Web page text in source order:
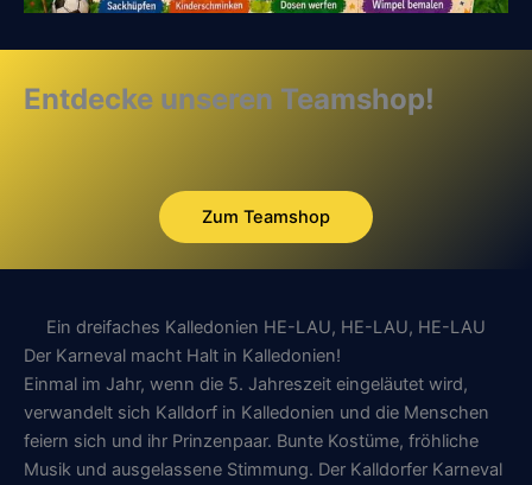
Entdecke unseren Teamshop!
Zum Teamshop
Ein dreifaches Kalledonien HE-LAU, HE-LAU, HE-LAU
Der Karneval macht Halt in Kalledonien!
Einmal im Jahr, wenn die 5. Jahreszeit eingeläutet wird,
verwandelt sich Kalldorf in Kalledonien und die Menschen
feiern sich und ihr Prinzenpaar. Bunte Kostüme, fröhliche
Musik und ausgelassene Stimmung. Der Kalldorfer Karneval